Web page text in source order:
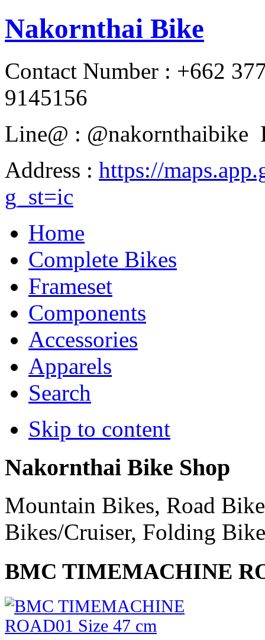
Nakornthai Bike
Contact Number : +662
9145156
Line@ :
Address : https://
g_st=ic
Home
Complete Bikes
Frameset
Components
Accessories
Apparels
Search
Skip to content
Nakornthai Bike Shop
Mountain Bikes, Road
Bikes/Cruiser, Folding
BMC TIMEMACHINE